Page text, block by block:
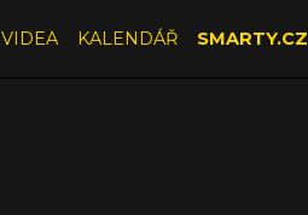
VIDEA KALENDÁŘ SMARTY.CZ